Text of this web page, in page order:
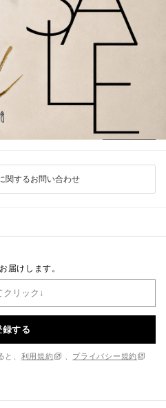
関するお問い合わせ
届けします。
録する
、 利用規約
プライバシー規約